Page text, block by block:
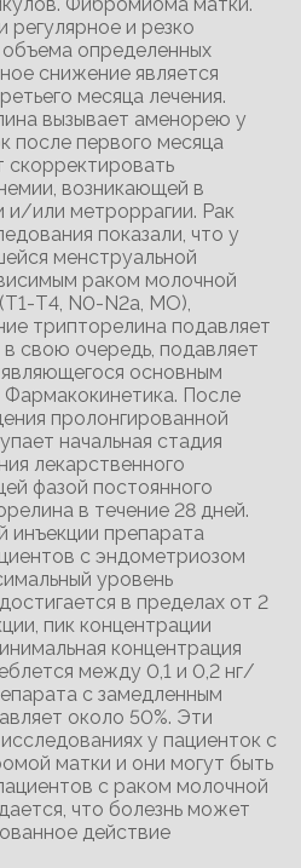
регулярное и резко
определенных
снижение является
месяца лечения.
вызывает аменорею у
после первого месяца
скорректировать
возникающей в
и/или метроррагии. Рак
показали, что у
менструальной
раком молочной
Т4, N0-N2a, МО),
трипторелина подавляет
свою очередь, подавляет
основным
Фармакокинетика. После
пролонгированной
начальная стадия
лекарственного
фазой постоянного
в течение 28 дней.
инъекции препарата
с эндометриозом
уровень
в пределах от 2
пик концентрации
концентрация
между 0,1 и 0,2 нг/
с замедленным
около 50%. Эти
у пациенток с
матки и они могут быть
с раком молочной
что болезнь может
действие